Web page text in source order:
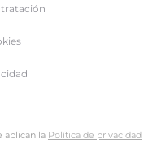
aplican la Política de privacidad